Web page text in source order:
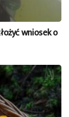
wniosek o